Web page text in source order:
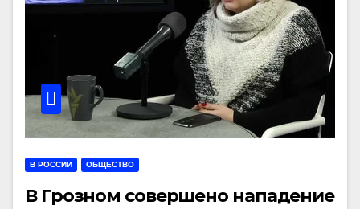
В РОССИИ ОБЩЕСТВО
В Грозном совершено нападение